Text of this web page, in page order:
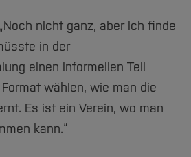
„Noch nicht ganz, aber ich finde
in der
einen informellen Teil
wählen, wie man die
Es ist ein Verein, wo man
kann.“